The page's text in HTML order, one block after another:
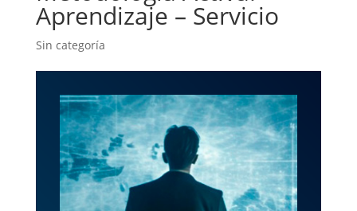
Aprendizaje – Servicio
Sin categoría